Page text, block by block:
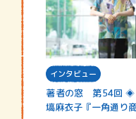
インタビュー
著者の窓 第54回 ◈
塙麻衣子『一角通り